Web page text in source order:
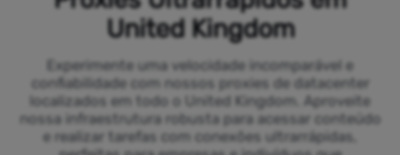
United Kingdom
Experimente uma velocidade incomparável e
confiabilidade com nossos proxies de datacenter
localizados em todo o United Kingdom. Aproveite
nossa infraestrutura robusta para acessar conteúdo
e realizar tarefas com conexões ultrarrápidas,